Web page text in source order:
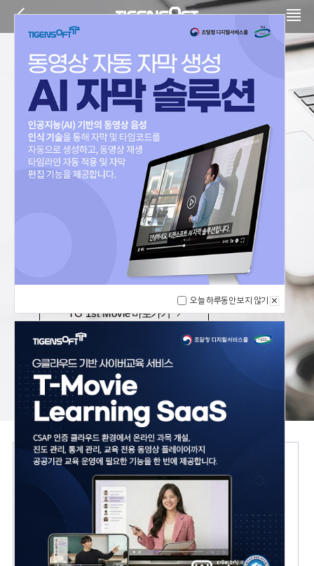
동영상 등록 변환 &
스트리밍 솔루션
멀티디바이스 동영상 서비스를 위한 인코딩,
스트리밍 제공 및 HTML5 플레이어를 통한
실시간 동영상 서비스에 최적화 된 솔루션
TG 1st Movie바로가기
TG 1st MCMS Archive
멀티미디어 아카이브
TG 1st Movie VOD
VOD 인코딩/스트리밍 솔루션
오늘 하루동안 보지 않기